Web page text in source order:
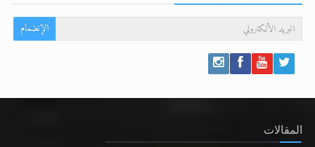
الإنضمام
المقالات